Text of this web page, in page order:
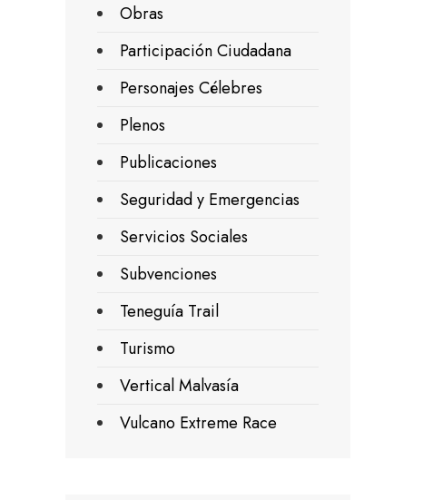
Obras
Participación Ciudadana
Personajes Célebres
Plenos
Publicaciones
Seguridad y Emergencias
Servicios Sociales
Subvenciones
Teneguía Trail
Turismo
Vertical Malvasía
Vulcano Extreme Race